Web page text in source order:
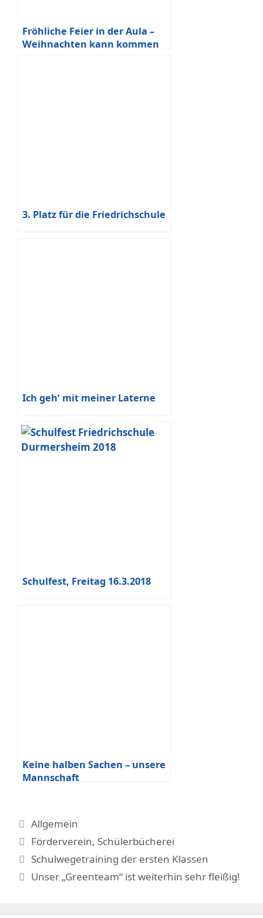
Fröhliche Feier in der Aula –
Weihnachten kann kommen
3. Platz für die Friedrichschule
Ich geh‘ mit meiner Laterne
Schulfest, Freitag 16.3.2018
Keine halben Sachen – unsere
Mannschaft
Kategorien
Allgemein
Schlagwörter
Förderverein, Schülerbücherei
Schulwegetraining der ersten Klassen
Unser „Greenteam“ ist weiterhin sehr fleißig!